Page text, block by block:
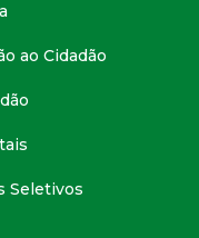
ao Cidadão
Seletivos